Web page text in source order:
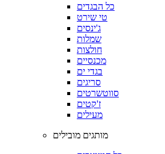
כל הבגדים
טי שירט
ג'ינסים
שמלות
חולצות
מכנסיים
בגדי ים
סריגים
סווטשרטים
ז'קטים
מעילים
מותגים מובילים